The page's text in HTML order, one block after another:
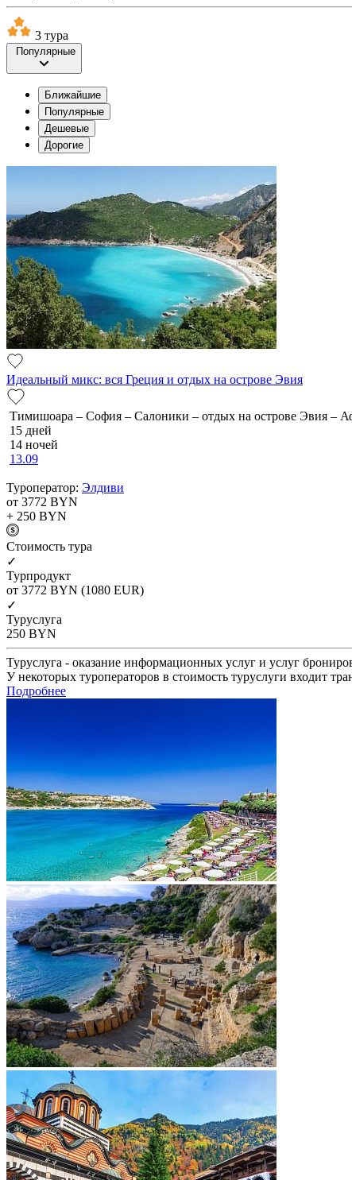
3 тура
Популярные
Ближайшие
Популярные
Дешевые
Дорогие
Идеальный микс: вся Греция и отдых на острове Эвия
Тимишоара – София – Салоники – отдых на острове Эвия
15 дней
14 ночей
13.09
Туроператор: Элдиви
от 3772 BYN
+ 250 BYN
Cтоимость тура
✓
Турпродукт
от 3772 BYN (1080 EUR)
✓
Туруслуга
250 BYN
Туруслуга - оказание информационных услуг и услуг
У некоторых туроператоров в стоимость туруслуги входит
Подробнее